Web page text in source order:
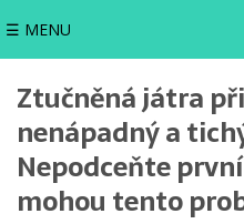
☰ MENU
Ztučněná játra
nenápadný a
Nepodceňte
mohou tento